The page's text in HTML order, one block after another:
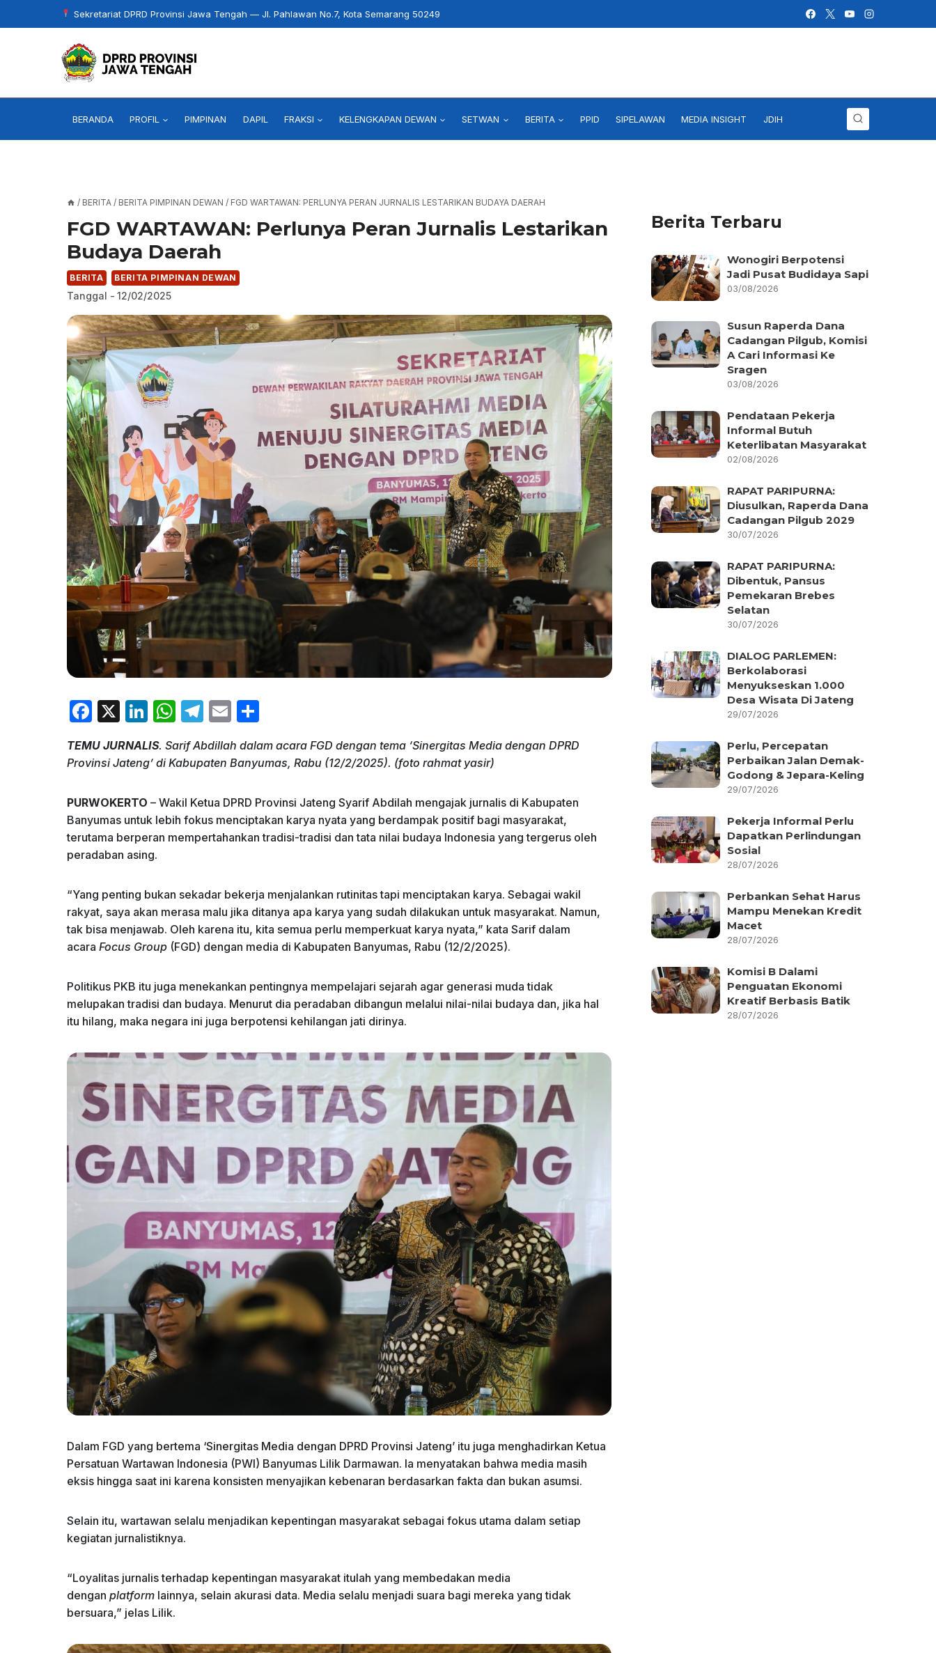
to
Sekretariat DPRD Provinsi Jawa Tengah — Jl. Pahlawan No.7, Kota Semarang 50249
BERANDA PROFIL PIMPINAN DAPIL FRAKSI KELENGKAPAN DEWAN SETWAN BERITA PPID SIPELAWAN MEDIA INSIGHT JDIH
/ BERITA / BERITA PIMPINAN DEWAN / FGD WARTAWAN: PERLUNYA PERAN JURNALIS LESTARIKAN BUDAYA DAERAH
FGD WARTAWAN: Perlunya Peran Jurnalis Lestarikan
Budaya Daerah
BERITA BERITA PIMPINAN DEWAN
Tanggal - 12/02/2025
F
c
b
o
o
k
X
Li
k
dI
n
W
at
A
p
p
T
e
a
m
E
ai ar
TEMU JURNALIS. Sarif Abdillah dalam acara FGD dengan tema ‘Sinergitas Media dengan DPRD
Provinsi Jateng’ di Kabupaten Banyumas, Rabu (12/2/2025). (foto rahmat yasir)
PURWOKERTO – Wakil Ketua DPRD Provinsi Jateng Syarif Abdilah mengajak jurnalis di Kabupaten
Banyumas untuk lebih fokus menciptakan karya nyata yang berdampak positif bagi masyarakat,
terutama berperan mempertahankan tradisi-tradisi dan tata nilai budaya Indonesia yang tergerus oleh
peradaban asing.
“Yang penting bukan sekadar bekerja menjalankan rutinitas tapi menciptakan karya. Sebagai wakil
rakyat, saya akan merasa malu jika ditanya apa karya yang sudah dilakukan untuk masyarakat. Namun,
tak bisa menjawab. Oleh karena itu, kita semua perlu memperkuat karya nyata,” kata Sarif dalam
acara Focus Group (FGD) dengan media di Kabupaten Banyumas, Rabu (12/2/2025).
Politikus PKB itu juga menekankan pentingnya mempelajari sejarah agar generasi muda tidak
melupakan tradisi dan budaya. Menurut dia peradaban dibangun melalui nilai-nilai budaya dan, jika hal
itu hilang, maka negara ini juga berpotensi kehilangan jati dirinya.
Dalam FGD yang bertema ‘Sinergitas Media dengan DPRD Provinsi Jateng’ itu juga menghadirkan Ketua
Persatuan Wartawan Indonesia (PWI) Banyumas Lilik Darmawan. Ia menyatakan bahwa media masih
eksis hingga saat ini karena konsisten menyajikan kebenaran berdasarkan fakta dan bukan asumsi.
Selain itu, wartawan selalu menjadikan kepentingan masyarakat sebagai fokus utama dalam setiap
kegiatan jurnalistiknya.
“Loyalitas jurnalis terhadap kepentingan masyarakat itulah yang membedakan media
dengan platform lainnya, selain akurasi data. Media selalu menjadi suara bagi mereka yang tidak
bersuara,” jelas Lilik.
Berita Terbaru
Wonogiri Berpotensi
Jadi Pusat Budidaya Sapi
03/08/2026
Susun Raperda Dana
Cadangan Pilgub, Komisi
A Cari Informasi Ke
Sragen
03/08/2026
Pendataan Pekerja
Informal Butuh
Keterlibatan Masyarakat
02/08/2026
RAPAT PARIPURNA:
Diusulkan, Raperda Dana
Cadangan Pilgub 2029
30/07/2026
RAPAT PARIPURNA:
Dibentuk, Pansus
Pemekaran Brebes
Selatan
30/07/2026
DIALOG PARLEMEN:
Berkolaborasi
Menyukseskan 1.000
Desa Wisata Di Jateng
29/07/2026
Perlu, Percepatan
Perbaikan Jalan Demak-
Godong & Jepara-Keling
29/07/2026
Pekerja Informal Perlu
Dapatkan Perlindungan
Sosial
28/07/2026
Perbankan Sehat Harus
Mampu Menekan Kredit
Macet
28/07/2026
Komisi B Dalami
Penguatan Ekonomi
Kreatif Berbasis Batik
28/07/2026